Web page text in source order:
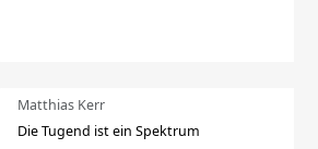
Matthias Kerr
Die Tugend ist ein Spektrum